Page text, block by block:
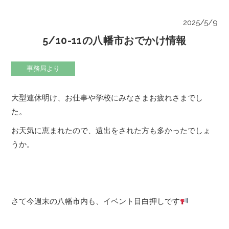
2025/5/9
5/10-11の八幡市おでかけ情報
事務局より
大型連休明け、お仕事や学校にみなさまお疲れさまでし
た。
お天気に恵まれたので、遠出をされた方も多かったでしょ
うか。
さて今週末の八幡市内も、イベント目白押しです